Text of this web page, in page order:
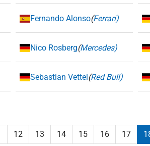
Fernando Alonso(Ferrari)
Nico Rosberg(Mercedes)
Sebastian Vettel(Red Bull)
12 13 14 15 16 17